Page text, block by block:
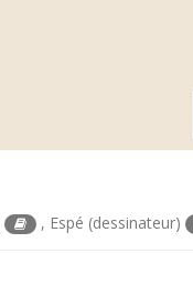
, Espé (dessinateur)